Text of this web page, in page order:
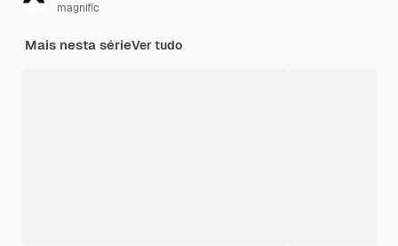
magnific
Mais nesta sérieVer tudo